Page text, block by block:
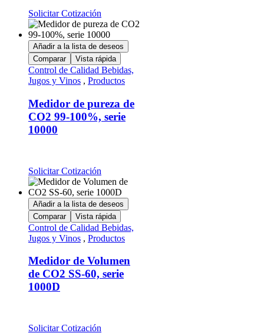
Solicitar Cotización
Añadir a la lista de deseos
Comparar
Vista rápida
Control de Calidad Bebidas,
Jugos y Vinos , Productos
Medidor de pureza de
CO2 99-100%, serie
10000
Solicitar Cotización
Añadir a la lista de deseos
Comparar
Vista rápida
Control de Calidad Bebidas,
Jugos y Vinos , Productos
Medidor de Volumen
de CO2 SS-60, serie
1000D
Solicitar Cotización